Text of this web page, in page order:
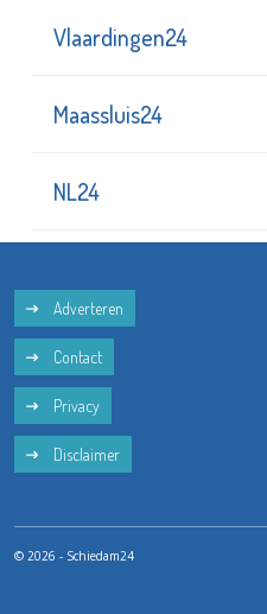
Vlaardingen24
Maassluis24
NL24
Adverteren
Contact
Privacy
Disclaimer
© 2026 - Schiedam24